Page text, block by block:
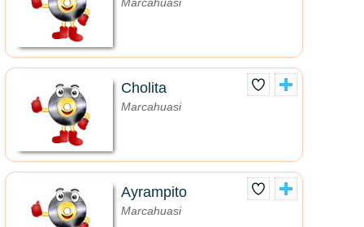
Marcahuasi
Cholita
Marcahuasi
Ayrampito
Marcahuasi